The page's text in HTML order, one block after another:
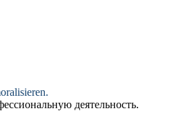
.
деятельность.